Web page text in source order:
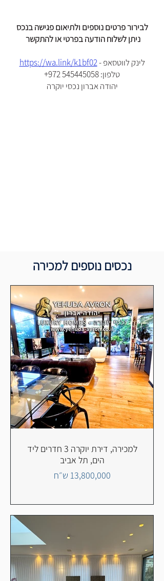
לבירור פרטים נוספים ולתיאום פגישה בנכס
ניתן לשלוח הודעה בפרטי או להתקשר
לינק לווטסאפ -https://wa.link/k1bf02
+972 545445058 :טלפון
יהודה אברון נכסי יוקרה
נכסים נוספים למכירה
למכירה, דירת יוקרה 3 חדרים ליד
הים, תל אביב
13,800,000 ש״ח